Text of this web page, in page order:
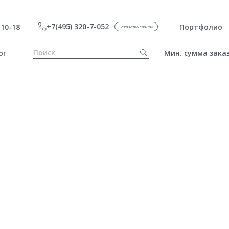
18 +7(495) 320-7-052 Заказать звонок Портфолио
Мин. сумма